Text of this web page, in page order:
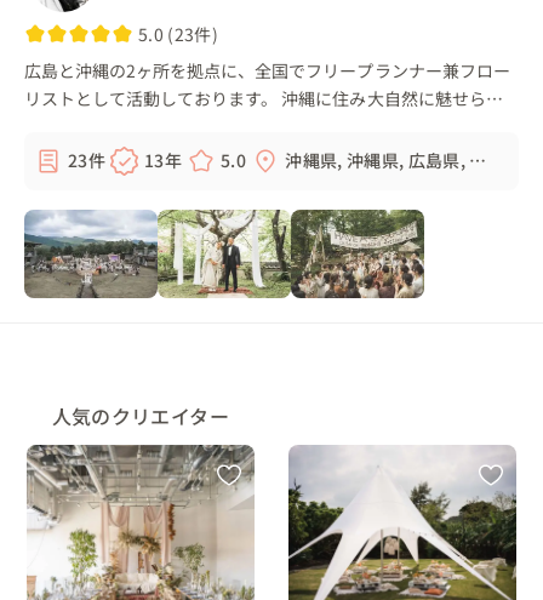
5.0 (23件)
広島と沖縄の2ヶ所を拠点に、全国でフリープランナー兼フロー
リストとして活動しております。 沖縄に住み大自然に魅せられ
ヤリングを行いお二人の...
23件 13年 5.0
沖縄県, 沖縄県, 広島県, 福
人気のクリエイター